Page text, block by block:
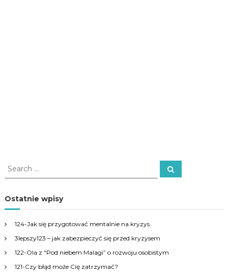
S
r
c
f
o
r
S
e
Ostatnie wpisy
124-Jak się przygotować mentalnie na kryzys
3lepszy123 – jak zabezpieczyć się przed kryzysem
122-Ola z “Pod niebem Malagi” o rozwoju osobistym
121-Czy błąd może Cię zatrzymać?